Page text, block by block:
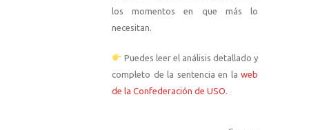
los momentos en que más lo
necesitan.
Puedes leer el análisis detallado y
completo de la sentencia en la web
de la Confederación de USO.